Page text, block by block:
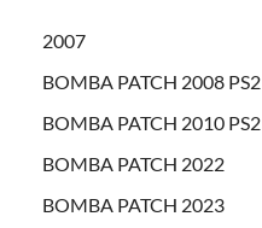
2007
BOMBA PATCH 2008 PS2
BOMBA PATCH 2010 PS2
BOMBA PATCH 2022
BOMBA PATCH 2023